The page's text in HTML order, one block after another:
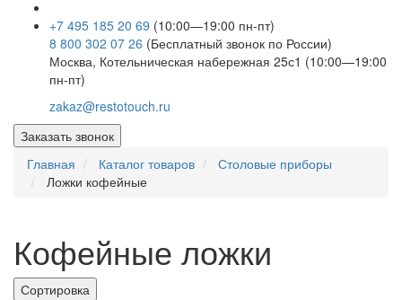
+7 495 185 20 69 (10:00—19:00 пн-пт)
8 800 302 07 26 (Бесплатный звонок по России)
Москва, Котельническая набережная 25с1 (10:00—19:00
пн-пт)
zakaz@restotouch.ru
Заказать звонок
Главная
Каталог товаров
Столовые приборы
Ложки кофейные
Кофейные ложки
Сортировка